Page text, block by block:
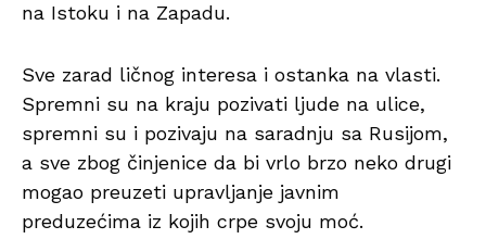
na Istoku i na Zapadu.
Sve zarad ličnog interesa i ostanka na vlasti.
Spremni su na kraju pozivati ljude na ulice,
spremni su i pozivaju na saradnju sa Rusijom,
a sve zbog činjenice da bi vrlo brzo neko drugi
mogao preuzeti upravljanje javnim
preduzećima iz kojih crpe svoju moć.